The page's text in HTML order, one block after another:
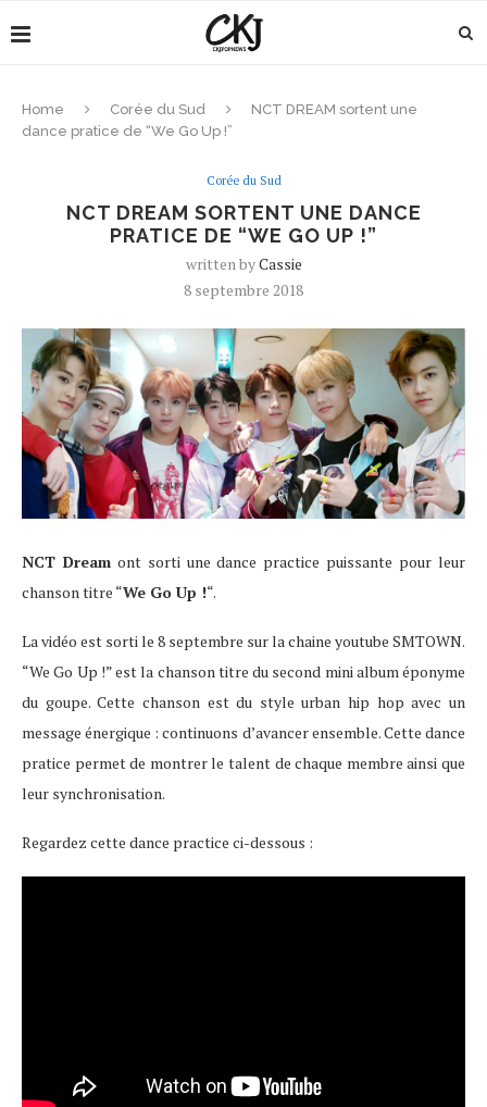
Home Corée du Sud
NCT DREAM sortent une
dance pratice de “We Go Up !”
Corée du Sud
NCT DREAM SORTENT UNE DANCE
PRATICE DE “WE GO UP !”
written byCassie
8 septembre 2018
NCT Dreamont sorti une dance practice puissante pour leur
chanson titre “We Go Up !“.
La vidéo est sorti le 8 septembre sur la chaine youtube SMTOWN.
“We Go Up !” est la chanson titre du second mini album éponyme
du goupe. Cette chanson est du style urban hip hop avec un
message énergique : continuons d’avancer ensemble. Cette dance
pratice permet de montrer le talent de chaque membre ainsi que
leur synchronisation.
Regardez cette dance practice ci-dessous :